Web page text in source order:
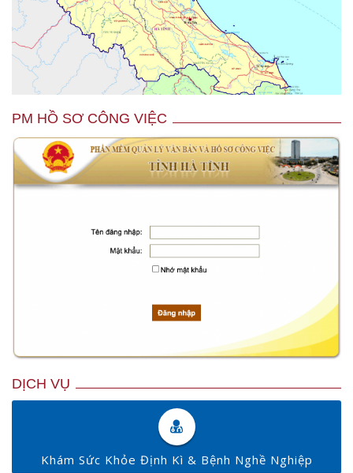
PM HỒ SƠ CÔNG VIỆC
DỊCH VỤ
Khám Sức Khỏe Định Kì & Bệnh Nghề Nghiệp